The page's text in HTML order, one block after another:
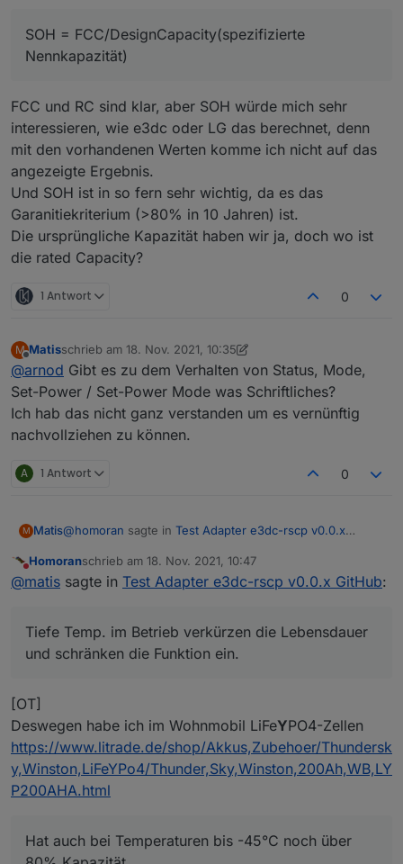
e3dc-rscp.0.BAT.BAT#0.RC mit "Verbleibende
Kapazität [Ah]" ?
Aktuell steht dort FCC und RC.
aber gerne einfügen.
FCC = full charge capacity = das, was der Akku z.Zt.
abgeben kann, wenn er zuvor voll aufgeladen war.
ausgehen vom momentanen Ladezustand abgeben
kann.
SOH = FCC/DesignCapacity(spezifizierte
Nennkapazität)
Ist das in etwa richtig?
SOH = FCC/DesignCapacity(spezifizierte
Nennkapazität)
FCC und RC sind klar, aber SOH würde mich sehr
interessieren, wie e3dc oder LG das berechnet, denn
mit den vorhandenen Werten komme ich nicht auf das
angezeigte Ergebnis.
Und SOH ist in so fern sehr wichtig, da es das
Garanitiekriterium (>80% in 10 Jahren) ist.
Die ursprüngliche Kapazität haben wir ja, doch wo ist
die rated Capacity?
1 Antwort 0
M
Offline
Matisschrieb am 18. Nov. 2021, 10:35
zuletzt editiert von Matis
@arnod Gibt es zu dem Verhalten von Status, Mode,
Set-Power / Set-Power Mode was Schriftliches?
Ich hab das nicht ganz verstanden um es vernünftig
nachvollziehen zu können.
A 1 Antwort 0
M Matis@homoran sagte in Test Adapter e3dc-rscp v0.0.x
Ich wollte den E3DC in die Garage stellen.
eingelagert werden.
Im Betrieb dagegen gar nicht. In den Pkws werden sie
teilweise auf über 30°C beheizt, um volle Leistung zu
Bei e3dc gab es vor kurzem ein Service-Rundschreiben,
es hatten tatsächlich Leute ihr Kraftwerk in unbeheizten
Räumen installiert und ab <10°C haben die Panasonic
Akkus nur noch teilwiese geladen und entladen.
Ich verstehe nicht, wie ein Solateur solch fundementale
Tiefe Temp. im Betrieb verkürzen die Lebensdauer und
schränken die Funktion ein.
Nicht stören
Homoranschrieb am 18. Nov. 2021, 10:47
zuletzt editiert von
@matis sagte in Test Adapter e3dc-rscp v0.0.x GitHub:
Tiefe Temp. im Betrieb verkürzen die Lebensdauer
und schränken die Funktion ein.
[OT]
Deswegen habe ich im Wohnmobil LiFeYPO4-Zellen
https://www.litrade.de/shop/Akkus,Zubehoer/Thundersk
y,Winston,LiFeYPo4/Thunder,Sky,Winston,200Ah,WB,LY
P200AHA.html
Hat auch bei Temperaturen bis -45°C noch über